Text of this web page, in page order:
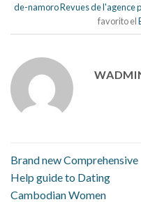
de-namoro Revues de
favorito el
Brand new Comprehensive
Help guide to Dating
Cambodian Women